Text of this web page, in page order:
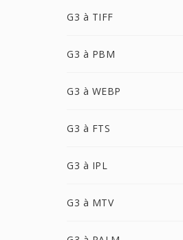
G3 à TIFF
G3 à PBM
G3 à WEBP
G3 à FTS
G3 à IPL
G3 à MTV